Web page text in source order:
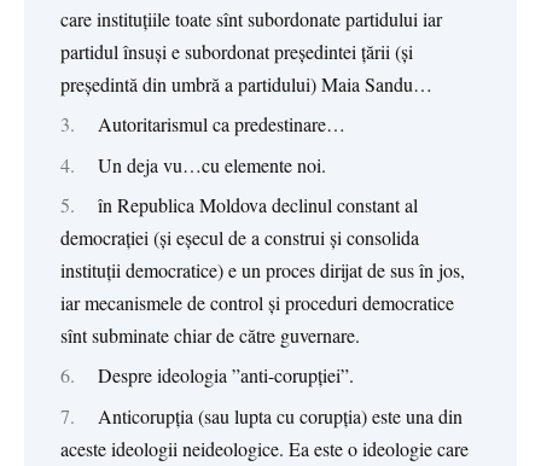
care instituțiile toate sînt subordonate partidului iar
partidul însuși e subordonat președintei țării (și
președintă din umbră a partidului) Maia Sandu…
Autoritarismul ca predestinare…
Un deja vu…cu elemente noi.
în Republica Moldova declinul constant al
democrației (și eșecul de a construi și consolida
instituții democratice) e un proces dirijat de sus în jos,
iar mecanismele de control și proceduri democratice
sînt subminate chiar de către guvernare.
Despre ideologia ”anti-corupției”.
Anticorupția (sau lupta cu corupția) este una din
aceste ideologii neideologice. Ea este o ideologie care